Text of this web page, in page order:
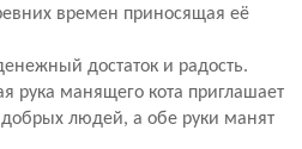
времен приносящая её
достаток и радость.
рука манящего кота приглашает
людей, а обе руки манят